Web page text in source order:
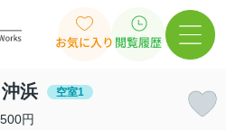
お気に入り 閲覧履歴
浜 空室1
円